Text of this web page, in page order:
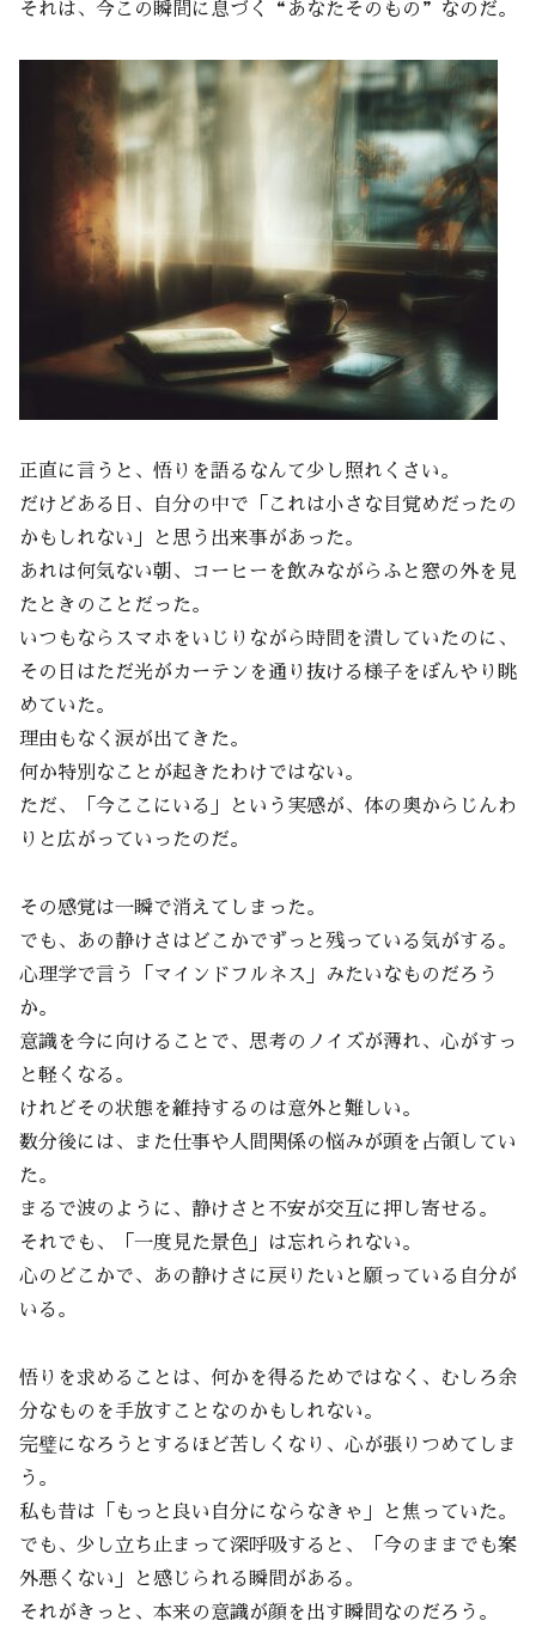
それは、今この瞬間に息づく“あなたそのもの”なのだ。
正直に言うと、悟りを語るなんて少し照れくさい。
だけどある日、自分の中で「これは小さな目覚めだったの
かもしれない」と思う出来事があった。
あれは何気ない朝、コーヒーを飲みながらふと窓の外を見
たときのことだった。
いつもならスマホをいじりながら時間を潰していたのに、
その日はただ光がカーテンを通り抜ける様子をぼんやり眺
めていた。
理由もなく涙が出てきた。
何か特別なことが起きたわけではない。
ただ、「今ここにいる」という実感が、体の奥からじんわ
りと広がっていったのだ。
その感覚は一瞬で消えてしまった。
でも、あの静けさはどこかでずっと残っている気がする。
心理学で言う「マインドフルネス」みたいなものだろう
か。
意識を今に向けることで、思考のノイズが薄れ、心がすっ
と軽くなる。
けれどその状態を維持するのは意外と難しい。
数分後には、また仕事や人間関係の悩みが頭を占領してい
た。
まるで波のように、静けさと不安が交互に押し寄せる。
それでも、「一度見た景色」は忘れられない。
心のどこかで、あの静けさに戻りたいと願っている自分が
いる。
悟りを求めることは、何かを得るためではなく、むしろ余
分なものを手放すことなのかもしれない。
完璧になろうとするほど苦しくなり、心が張りつめてしま
う。
私も昔は「もっと良い自分にならなきゃ」と焦っていた。
でも、少し立ち止まって深呼吸すると、「今のままでも案
外悪くない」と感じられる瞬間がある。
それがきっと、本来の意識が顔を出す瞬間なのだろう。